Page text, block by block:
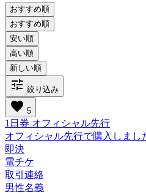
おすすめ順
tune 絞り込み
favorite 5
1日券 オフィシャル先行
オフィシャル先行で購入しまし
即決
電チケ
取引連絡
男性名義